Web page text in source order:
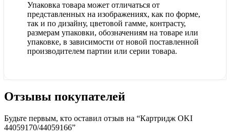
Упаковка товара может отличаться от
представленных на изображениях, как по форме,
так и по дизайну, цветовой гамме, контрасту,
размерам упаковки, обозначениям на товаре или
упаковке, в зависимости от новой поставленной
производителем партии или серии товара.
Отзывы покупателей
Будьте первым, кто оставил отзыв на “Картридж OKI
44059170/44059166”